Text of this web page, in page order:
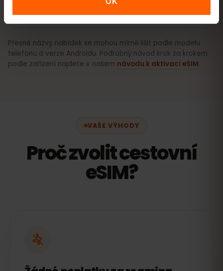
Přesné názvy nabídek se mohou mírně lišit podle modelu
telefonu a verze Androidu. Podrobný návod krok za krokem
podle zařízení najdete v našem návodu k aktivaci eSIM.
VAŠE VÝHODY
Proč zvolit cestovní
eSIM?